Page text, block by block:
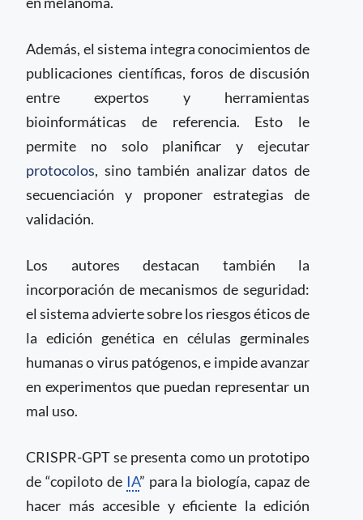
Además, el sistema integra conocimientos de
publicaciones científicas, foros de discusión
entre expertos y herramientas
bioinformáticas de referencia. Esto le
permite no solo planificar y ejecutar
protocolos, sino también analizar datos de
secuenciación y proponer estrategias de
validación.
Los autores destacan también la
incorporación de mecanismos de seguridad:
el sistema advierte sobre los riesgos éticos de
la edición genética en células germinales
humanas o virus patógenos, e impide avanzar
en experimentos que puedan representar un
mal uso.
CRISPR-GPT se presenta como un prototipo
de “copiloto de IA” para la biología, capaz de
hacer más accesible y eficiente la edición